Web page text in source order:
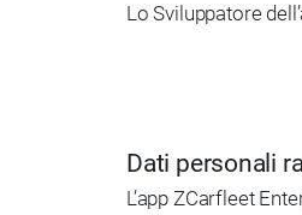
Lo Sviluppatore
Dati personali
L’app ZCarfleet